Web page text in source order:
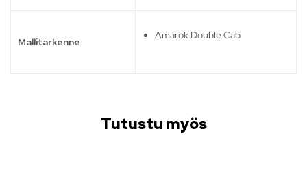
Mallitarkenne
Amarok Double Cab
Tutustu myös